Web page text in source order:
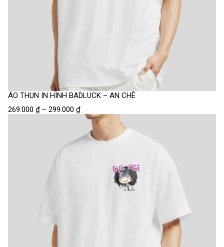
ÁO THUN IN HÌNH BADLUCK – AN CHÊ
269.000 ₫ – 299.000 ₫